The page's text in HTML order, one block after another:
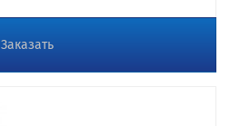
Заказать